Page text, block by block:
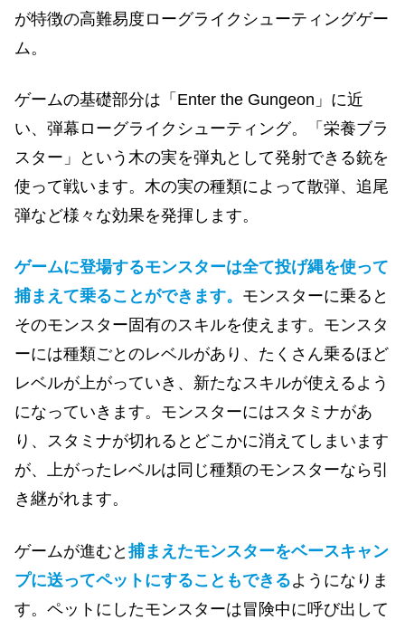
が特徴の高難易度ローグライクシューティングゲー
ム。
ゲームの基礎部分は「Enter the Gungeon」に近
い、弾幕ローグライクシューティング。「栄養ブラ
スター」という木の実を弾丸として発射できる銃を
使って戦います。木の実の種類によって散弾、追尾
弾など様々な効果を発揮します。
ゲームに登場するモンスターは全て投げ縄を使って
捕まえて乗ることができます。 モンスターに乗ると
そのモンスター固有のスキルを使えます。モンスタ
ーには種類ごとのレベルがあり、たくさん乗るほど
レベルが上がっていき、新たなスキルが使えるよう
になっていきます。モンスターにはスタミナがあ
り、スタミナが切れるとどこかに消えてしまいます
が、上がったレベルは同じ種類のモンスターなら引
き継がれます。
ゲームが進むと 捕まえたモンスターをベースキャン
プに送ってペットにすることもできるようになりま
す。ペットにしたモンスターは冒険中に呼び出して